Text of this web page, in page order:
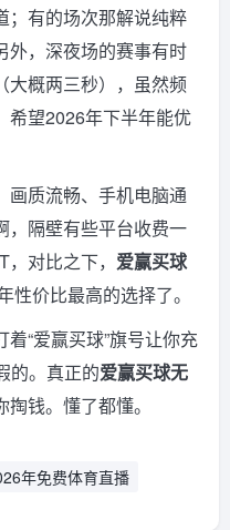
；有的场次那解说纯粹
外，深夜场的赛事有时
大概两三秒），虽然频
希望2026年下半年能优
画质流畅、手机电脑通
隔壁有些平台收费一
对比之下， 爱赢买球
性价比最高的选择了。
“爱赢买球”旗号让你充
的。真正的爱赢买球无
钱。懂了都懂。
年免费体育直播